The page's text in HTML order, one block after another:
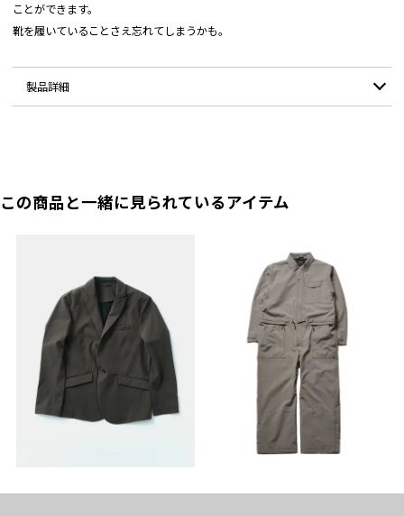
ことができます。
靴を履いていることさえ忘れてしまうかも。
製品詳細
原産国： リトアニア
この商品と一緒に見られているアイテム